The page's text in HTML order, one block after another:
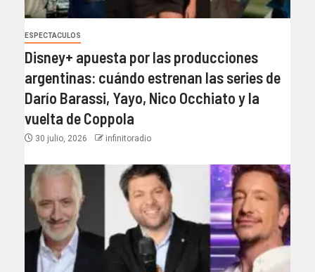
ESPECTACULOS
Disney+ apuesta por las producciones
argentinas: cuándo estrenan las series de
Darío Barassi, Yayo, Nico Occhiato y la
vuelta de Coppola
30 julio, 2026 infinitoradio